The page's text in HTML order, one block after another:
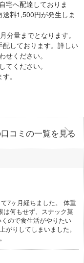
宅へ配達しておりま
料1,500円が発生しま
分量までとなります。
配しております。詳しい
せください。
てください。
。
コミの一覧を見る
7ヶ月経ちました。 体重
は何もせず、スナック菓
ので食生活がやりたい
りしてしまいました。